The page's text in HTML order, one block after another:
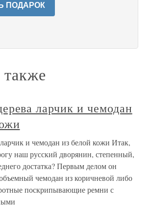
ПОДАРОК
ларчик и чемодан
и чемодан из белой кожи Итак,
наш русский дворянин, степенный,
достатка? Первым делом он
чемодан из коричневой либо
поскрипывающие ремни с